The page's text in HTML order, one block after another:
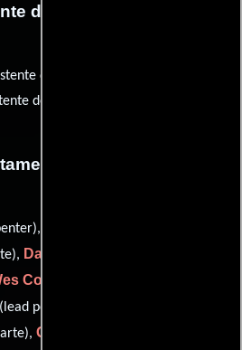
de dirección
de dirección) y
de dirección)
de arte
Damon Chang
Cotton
(lead person),
Geoff Proud